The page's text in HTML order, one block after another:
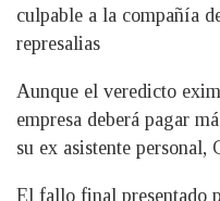
culpable a la compañía
represalias
Aunque el veredicto
empresa deberá pagar
su ex asistente personal,
El fallo final presentado